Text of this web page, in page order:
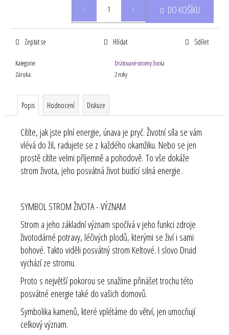
DO KOŠÍKU
Kategorie:
Drátované stromy života
Záruka: 2 roky
Zeptat se Hlídat Sdílet
Popis Hodnocení Diskuze
Cítíte, jak jste plní energie, únava je pryč. Životní síla se vám
vlévá do žil, radujete se z každého okamžiku. Nebo se jen
prostě cítíte velmi příjemně a pohodově. To vše dokáže
strom života, jeho posvátná život budící silná energie.
SYMBOL STROM ŽIVOTA - VÝZNAM
Strom a jeho základní význam spočívá v jeho funkci zdroje
životodárné potravy, léčivých plodů, kterými se živí i sami
bohové. Takto viděli posvátný strom Keltové. I slovo Druid
vychází ze stromu.
Proto s největší pokorou se snažíme přinášet trochu této
posvátné energie také do vašich domovů.
Symbolika kamenů, které vplétáme do větví, jen umocňují
celkový význam.